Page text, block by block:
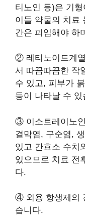
티노인 등)은 기
이들 약물의 치료
간은 피임해야 하
② 레티노이드계
서 따끔따끔한 작
수 있고, 피부가
등이 나타날 수 있
③ 이소트레이노
결막염, 구순염,
있고 간효소 수치
있으므로 치료 전
다.
④ 외용 항생제의
습니다.